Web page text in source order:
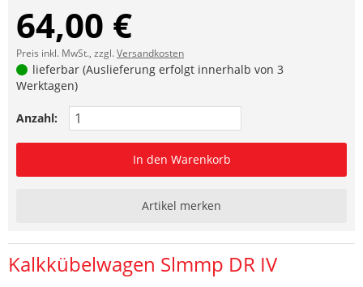
64,00 €
Preis inkl. MwSt., zzgl.Versandkosten
lieferbar (Auslieferung erfolgt innerhalb von 3
Werktagen)
Anzahl:
In den Warenkorb
Artikel merken
Kalkkübelwagen Slmmp DR IV